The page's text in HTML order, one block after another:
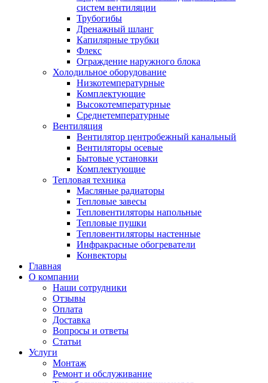
систем вентиляции
Трубогибы
Дренажный шланг
Капилярные трубки
Флекс
Ограждение наружного блока
Холодильное оборудование
Низкотемпературные
Комплектующие
Высокотемпературные
Среднетемпературные
Вентиляция
Вентилятор центробежный канальный
Вентиляторы осевые
Бытовые установки
Комплектующие
Тепловая техника
Масляные радиаторы
Тепловые завесы
Тепловентиляторы напольные
Тепловые пушки
Тепловентиляторы настенные
Инфракрасные обогреватели
Конвекторы
Главная
О компании
Наши сотрудники
Отзывы
Оплата
Доставка
Вопросы и ответы
Статьи
Услуги
Монтаж
Ремонт и обслуживание